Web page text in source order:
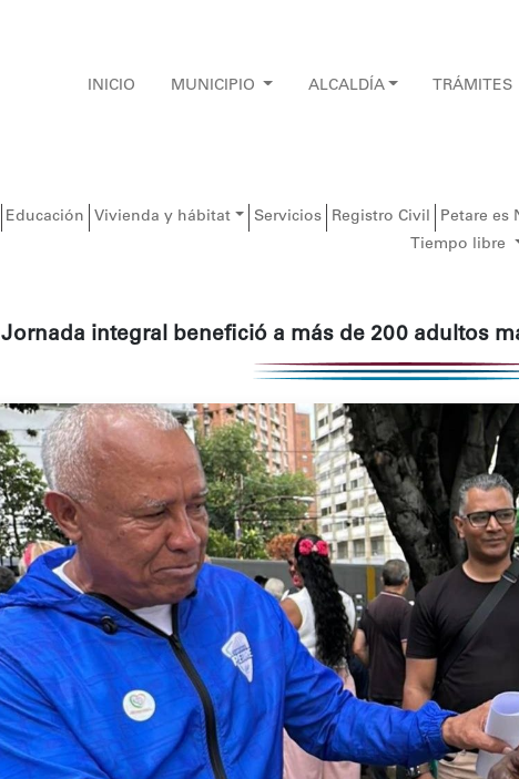
INICIO MUNICIPIO ALCALDÍA TRÁMITES
Educación Vivienda y hábitat Servicios Registro Civil Petare es
Tiempo libre
Jornada integral benefició a más de 200 adultos